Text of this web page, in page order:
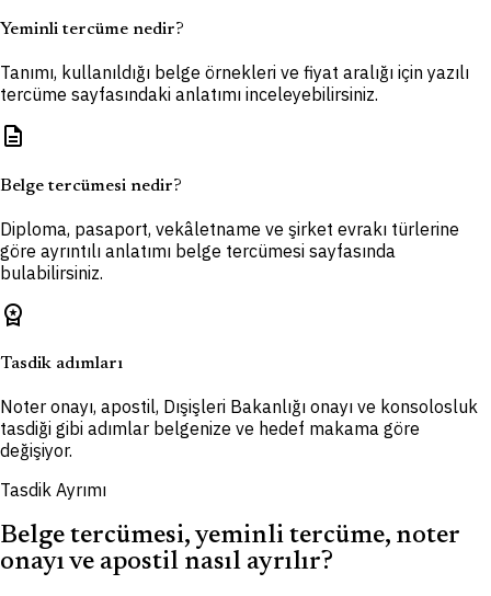
Yeminli tercüme nedir?
Tanımı, kullanıldığı belge örnekleri ve fiyat aralığı için yazılı
tercüme sayfasındaki anlatımı inceleyebilirsiniz.
description
Belge tercümesi nedir?
Diploma, pasaport, vekâletname ve şirket evrakı türlerine
göre ayrıntılı anlatımı belge tercümesi sayfasında
bulabilirsiniz.
workspace_premium
Tasdik adımları
Noter onayı, apostil, Dışişleri Bakanlığı onayı ve konsolosluk
tasdiği gibi adımlar belgenize ve hedef makama göre
değişiyor.
Tasdik Ayrımı
Belge tercümesi, yeminli tercüme, noter
onayı ve apostil nasıl ayrılır?